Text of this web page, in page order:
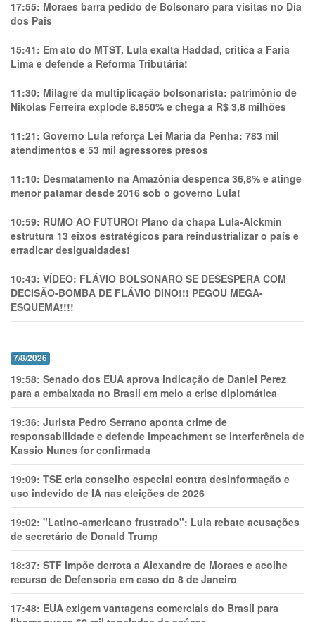
17:55: Moraes barra pedido de Bolsonaro para visitas no Dia
dos Pais
15:41: Em ato do MTST, Lula exalta Haddad, critica a Faria
Lima e defende a Reforma Tributária!
11:30: Milagre da multiplicação bolsonarista: patrimônio de
Nikolas Ferreira explode 8.850% e chega a R$ 3,8 milhões
11:21: Governo Lula reforça Lei Maria da Penha: 783 mil
atendimentos e 53 mil agressores presos
11:10: Desmatamento na Amazônia despenca 36,8% e atinge
menor patamar desde 2016 sob o governo Lula!
10:59: RUMO AO FUTURO! Plano da chapa Lula-Alckmin
estrutura 13 eixos estratégicos para reindustrializar o país e
erradicar desigualdades!
10:43: VÍDEO: FLÁVIO BOLSONARO SE DESESPERA COM
DECISÃO-BOMBA DE FLÁVIO DINO!!! PEGOU MEGA-
ESQUEMA!!!!
7/8/2026
19:58: Senado dos EUA aprova indicação de Daniel Perez
para a embaixada no Brasil em meio a crise diplomática
19:36: Jurista Pedro Serrano aponta crime de
responsabilidade e defende impeachment se interferência de
Kassio Nunes for confirmada
19:09: TSE cria conselho especial contra desinformação e
uso indevido de IA nas eleições de 2026
19:02: "Latino-americano frustrado": Lula rebate acusações
de secretário de Donald Trump
18:37: STF impõe derrota a Alexandre de Moraes e acolhe
recurso de Defensoria em caso do 8 de Janeiro
17:48: EUA exigem vantagens comerciais do Brasil para